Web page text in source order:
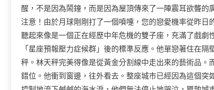
醒，不是因為鬧鐘，而是因為屋頂傳來了一陣震耳欲聾的
注意！由於月球剛剛打了一個噴嚏，您的戀愛機率從昨
聽起來像是一個正在經歷中年危機的雙子座，充滿了戲
「星座預報壓力症候群」後的標準反應。他單戀著住在隔
秤。林天秤完美得像是從黃金分割線中走出來的藝術品
錯位。他衝到窗邊，往外看去。整座城市已經因為這個